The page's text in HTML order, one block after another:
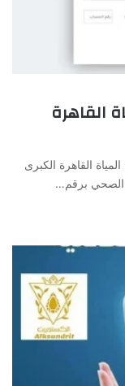
القاهرة
القاهرة الكبرى
الصحي برقم…